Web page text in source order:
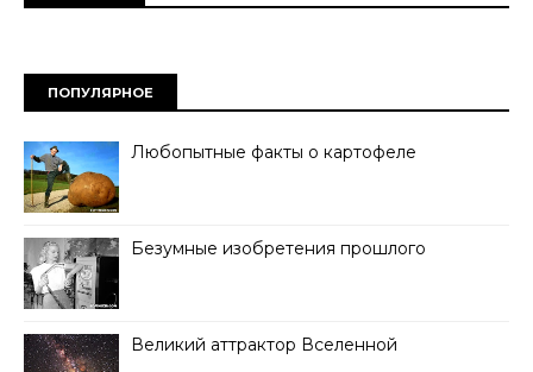
ПОПУЛЯРНОЕ
Любопытные факты о картофеле
Безумные изобретения прошлого
Великий аттрактор Вселенной